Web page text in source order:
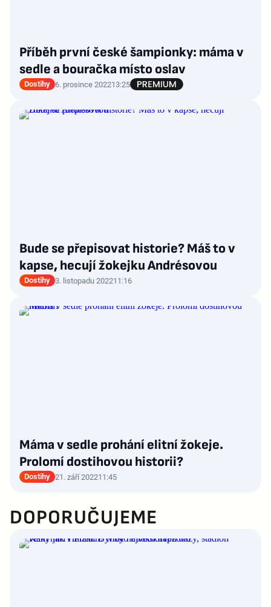
Příběh první české šampionky: máma v
sedle a bouračka místo oslav
Dostihy 6. prosince 202213:25
Bude se přepisovat historie? Máš to v
kapse, hecují žokejku Andrésovou
Dostihy 3. listopadu 202211:16
Máma v sedle prohání elitní žokeje.
Prolomí dostihovou historii?
Dostihy 21. září 202211:45
DOPORUČUJEME